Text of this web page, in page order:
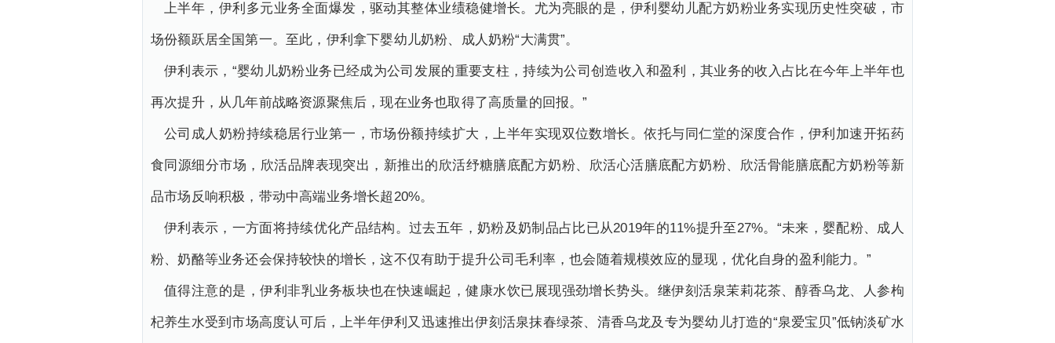
上半年，伊利多元业务全面爆发，驱动其整体业绩稳健增长。尤为亮眼的是，伊利婴幼儿配方奶粉业务实现历史性突破，市
场份额跃居全国第一。至此，伊利拿下婴幼儿奶粉、成人奶粉“大满贯”。
伊利表示，“婴幼儿奶粉业务已经成为公司发展的重要支柱，持续为公司创造收入和盈利，其业务的收入占比在今年上半年也
再次提升，从几年前战略资源聚焦后，现在业务也取得了高质量的回报。”
公司成人奶粉持续稳居行业第一，市场份额持续扩大，上半年实现双位数增长。依托与同仁堂的深度合作，伊利加速开拓药
食同源细分市场，欣活品牌表现突出，新推出的欣活纾糖膳底配方奶粉、欣活心活膳底配方奶粉、欣活骨能膳底配方奶粉等新
品市场反响积极，带动中高端业务增长超20%。
伊利表示，一方面将持续优化产品结构。过去五年，奶粉及奶制品占比已从2019年的11%提升至27%。“未来，婴配粉、成人
粉、奶酪等业务还会保持较快的增长，这不仅有助于提升公司毛利率，也会随着规模效应的显现，优化自身的盈利能力。”
值得注意的是，伊利非乳业务板块也在快速崛起，健康水饮已展现强劲增长势头。继伊刻活泉茉莉花茶、醇香乌龙、人参枸
杞养生水受到市场高度认可后，上半年伊利又迅速推出伊刻活泉抹春绿茶、清香乌龙及专为婴幼儿打造的“泉爱宝贝”低钠淡矿水